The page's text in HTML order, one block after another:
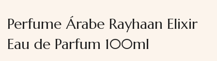
Perfume Árabe Rayhaan Elixir
Eau de Parfum 100ml